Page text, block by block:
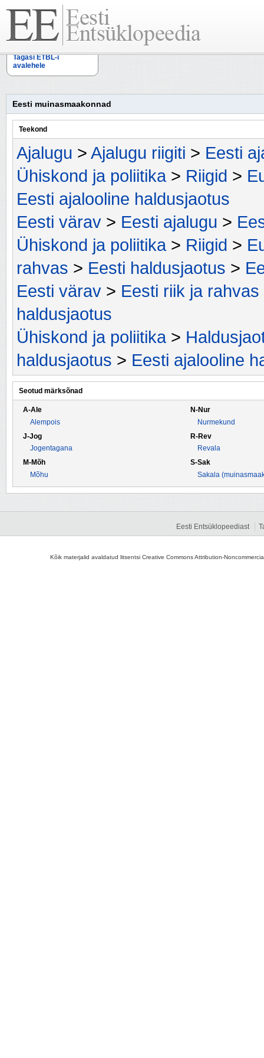
Tagasi ETBL-i
avalehele
Eesti muinasmaakonnad
Teekond
Ajalugu > Ajalugu riigiti > Eesti
Ühiskond ja poliitika> Riigid >
Eesti ajalooline haldusjaotus
Eesti värav > Eesti ajalugu >
Ühiskond ja poliitika> Riigid >
rahvas > Eesti haldusjaotus >
Eesti värav > Eesti riik ja rahvas
haldusjaotus
Ühiskond ja poliitika>
haldusjaotus > Eesti ajalooline
Seotud märksõnad
A-Ale
Alempois
J-Jog
Jogentagana
M-Mõh
Mõhu
N-Nur
Nurmekund
R-Rev
Revala
S-Sak
Sakala
Eesti Entsüklopeediast
Kõik materjalid avaldatud litsentsi Creative Commons Attribution-